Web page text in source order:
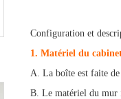
Configuration et
1. Matériel du
A. La boîte est faite de
B. Le matériel du mur